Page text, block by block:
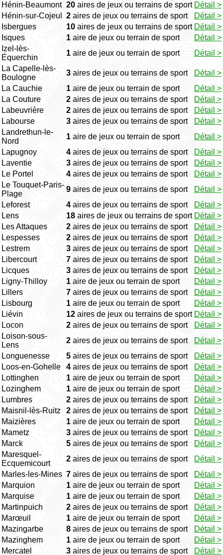
Hénin-Beaumont 20 aires de jeux ou terrains de sport Détail >
Hénin-sur-Cojeul
2 aires de jeux ou terrains de sport
Détail >
Isbergues
10 aires de jeux ou terrains de sport Détail >
Isques
1 aire de jeux ou terrain de sport
Détail >
Izel-lès-
Équerchin
1 aire de jeux ou terrain de sport
Détail >
La Capelle-lès-
Boulogne
3 aires de jeux ou terrains de sport
Détail >
La Cauchie
1 aire de jeux ou terrain de sport
Détail >
La Couture
2 aires de jeux ou terrains de sport
Détail >
Labeuvrière
2 aires de jeux ou terrains de sport
Détail >
Labourse
3 aires de jeux ou terrains de sport
Détail >
Landrethun-le-
Nord
1 aire de jeux ou terrain de sport
Détail >
Lapugnoy
4 aires de jeux ou terrains de sport
Détail >
Laventie
3 aires de jeux ou terrains de sport
Détail >
Le Portel
4 aires de jeux ou terrains de sport
Détail >
Le Touquet-Paris-
Plage
9 aires de jeux ou terrains de sport
Détail >
Leforest
4 aires de jeux ou terrains de sport
Détail >
Lens
18 aires de jeux ou terrains de sport Détail >
Les Attaques
2 aires de jeux ou terrains de sport
Détail >
Lespesses
2 aires de jeux ou terrains de sport
Détail >
Lestrem
3 aires de jeux ou terrains de sport
Détail >
Libercourt
7 aires de jeux ou terrains de sport
Détail >
Licques
3 aires de jeux ou terrains de sport
Détail >
Ligny-Thilloy
1 aire de jeux ou terrain de sport
Détail >
Lillers
7 aires de jeux ou terrains de sport
Détail >
Lisbourg
1 aire de jeux ou terrain de sport
Détail >
Liévin
12 aires de jeux ou terrains de sport Détail >
Locon
2 aires de jeux ou terrains de sport
Détail >
Loison-sous-
Lens
2 aires de jeux ou terrains de sport
Détail >
Longuenesse
5 aires de jeux ou terrains de sport
Détail >
Loos-en-Gohelle
4 aires de jeux ou terrains de sport
Détail >
Lottinghen
1 aire de jeux ou terrain de sport
Détail >
Lozinghem
1 aire de jeux ou terrain de sport
Détail >
Lumbres
2 aires de jeux ou terrains de sport
Détail >
Maisnil-lès-Ruitz
2 aires de jeux ou terrains de sport
Détail >
Maizières
1 aire de jeux ou terrain de sport
Détail >
Mametz
3 aires de jeux ou terrains de sport
Détail >
Marck
5 aires de jeux ou terrains de sport
Détail >
Maresquel-
Ecquemicourt
2 aires de jeux ou terrains de sport
Détail >
Marles-les-Mines 7 aires de jeux ou terrains de sport
Détail >
Marquion
1 aire de jeux ou terrain de sport
Détail >
Marquise
1 aire de jeux ou terrain de sport
Détail >
Martinpuich
2 aires de jeux ou terrains de sport
Détail >
Marœuil
1 aire de jeux ou terrain de sport
Détail >
Mazingarbe
8 aires de jeux ou terrains de sport
Détail >
Mazinghem
1 aire de jeux ou terrain de sport
Détail >
Mercatel
3 aires de jeux ou terrains de sport Détail >